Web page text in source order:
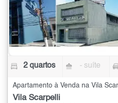
2 quartos - suíte
Apartamento à Venda na Vila
Vila Scarpelli